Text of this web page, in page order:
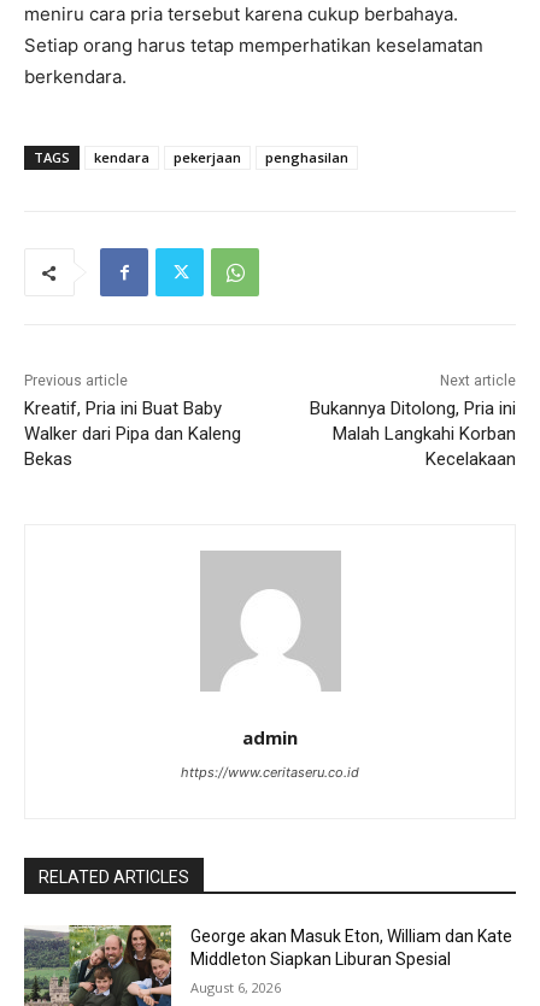
meniru cara pria tersebut karena cukup berbahaya.
Setiap orang harus tetap memperhatikan keselamatan
berkendara.
TAGS kendara pekerjaan penghasilan
Previous article
Kreatif, Pria ini Buat Baby
Walker dari Pipa dan Kaleng
Bekas
Next article
Bukannya Ditolong, Pria ini
Malah Langkahi Korban
Kecelakaan
admin
https://www.ceritaseru.co.id
RELATED ARTICLES
George akan Masuk Eton, William dan Kate
Middleton Siapkan Liburan Spesial
August 6, 2026